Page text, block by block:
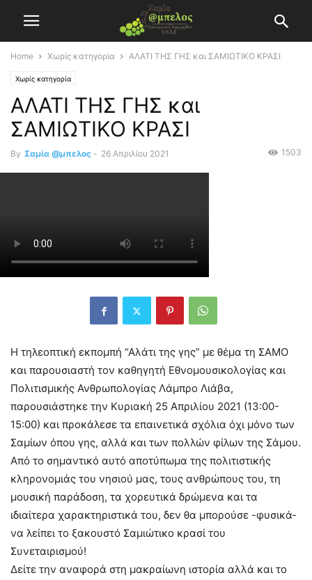
Home Χωρίς κατηγορία ΑΛΑΤΙ ΤΗΣ ΓΗΣ και ΣΑΜΙΩΤΙΚΟ ΚΡΑΣΙ
Χωρίς κατηγορία
ΑΛΑΤΙ ΤΗΣ ΓΗΣ και
ΣΑΜΙΩΤΙΚΟ ΚΡΑΣΙ
By Σαμία @μπελος - 26 Απριλίου 2021 1503
Η τηλεοπτική εκπομπή “Αλάτι της γης” με θέμα τη ΣΑΜΟ
και παρουσιαστή τον καθηγητή Εθνομουσικολογίας και
Πολιτισμικής Ανθρωπολογίας Λάμπρο Λιάβα,
παρουσιάστηκε την Κυριακή 25 Απριλίου 2021 (13:00-
15:00) και προκάλεσε τα επαινετικά σχόλια όχι μόνο των
Σαμίων όπου γης, αλλά και των πολλών φίλων της Σάμου.
Από το σημαντικό αυτό αποτύπωμα της πολιτιστικής
κληρονομιάς του νησιού μας, τους ανθρώπους του, τη
μουσική παράδοση, τα χορευτικά δρώμενα και τα
ιδιαίτερα χαρακτηριστικά του, δεν θα μπορούσε -φυσικά-
να λείπει το ξακουστό Σαμιώτικο κρασί του
Συνεταιρισμού!
Δείτε την αναφορά στη μακραίωνη ιστορία αλλά και το